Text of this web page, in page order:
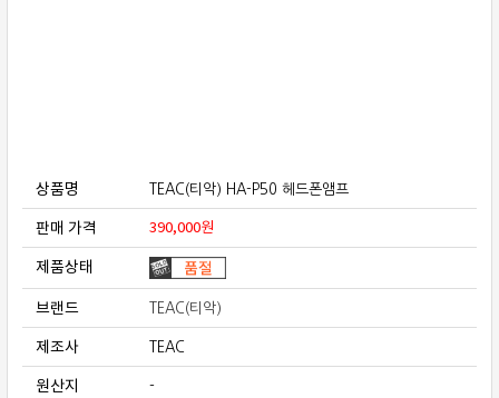
상품명 TEAC(티악) HA-P50 헤드폰앰프
판매 가격 390,000원
제품상태
브랜드 TEAC(티악)
제조사 TEAC
원산지 -